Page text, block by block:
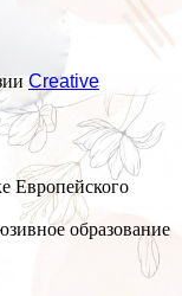
Creative
Европейского
образование